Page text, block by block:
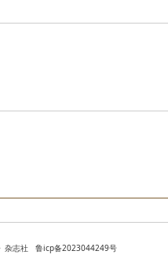
杂志社 鲁icp备2023044249号